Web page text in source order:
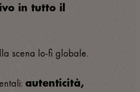
in tutto il
scena lo-fi globale.
autenticità,